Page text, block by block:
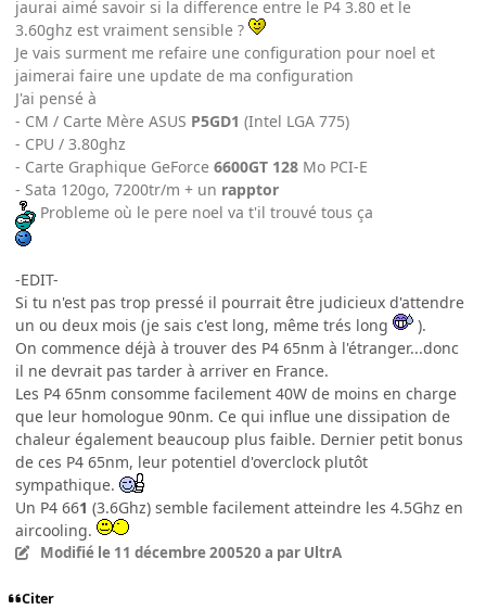
jaurai aimé savoir si la difference entre le P4 3.80 et le
3.60ghz est vraiment sensible ?
Je vais surment me refaire une configuration pour noel et
jaimerai faire une update de ma configuration
J'ai pensé à
- CM / Carte Mère ASUS P5GD1 (Intel LGA 775)
- CPU / 3.80ghz
- Carte Graphique GeForce 6600GT 128 Mo PCI-E
- Sata 120go, 7200tr/m + un rapptor
Probleme où le pere noel va t'il trouvé tous ça
-EDIT-
Si tu n'est pas trop pressé il pourrait être judicieux d'attendre
un ou deux mois (je sais c'est long, même trés long
).
On commence déjà à trouver des P4 65nm à l'étranger...donc
il ne devrait pas tarder à arriver en France.
Les P4 65nm consomme facilement 40W de moins en charge
que leur homologue 90nm. Ce qui influe une dissipation de
chaleur également beaucoup plus faible. Dernier petit bonus
de ces P4 65nm, leur potentiel d'overclock plutôt
sympathique.
Un P4 661 (3.6Ghz) semble facilement atteindre les 4.5Ghz en
aircooling.
Modifié le 11 décembre 200520 a par UltrA
Citer